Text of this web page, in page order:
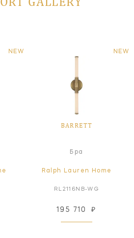
NEW NEW
BARRETT
Бра
Ralph Lauren Home
RL2116NB-WG
195 710 ₽